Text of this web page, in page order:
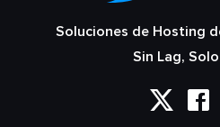
Soluciones de Hosting
Sin Lag,